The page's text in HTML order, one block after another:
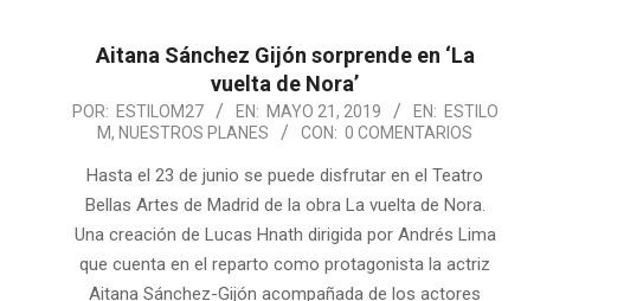
Aitana Sánchez Gijón sorprende en ‘La
vuelta de Nora’
2019-
21
POR: ESTILOM27 EN: MAYO 21, 2019 EN: ESTILO
M, NUESTROS PLANES CON: 0 COMENTARIOS
Hasta el 23 de junio se puede disfrutar en el Teatro
Bellas Artes de Madrid de la obra La vuelta de Nora.
Una creación de Lucas Hnath dirigida por Andrés Lima
que cuenta en el reparto como protagonista la actriz
Aitana Sánchez-Gijón acompañada de los actores